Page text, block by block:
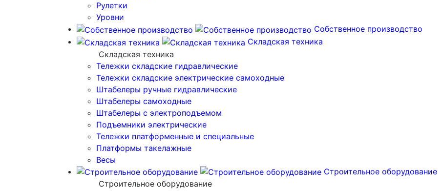
Рулетки
Уровни
Собственное производство
Складская техника
Складская техника
Тележки складские гидравлические
Тележки складские электрические самоходные
Штабелеры ручные гидравлические
Штабелеры самоходные
Штабелеры с электроподъемом
Подъемники электрические
Тележки платформенные и специальные
Платформы такелажные
Весы
Строительное оборудование
Строительное оборудование